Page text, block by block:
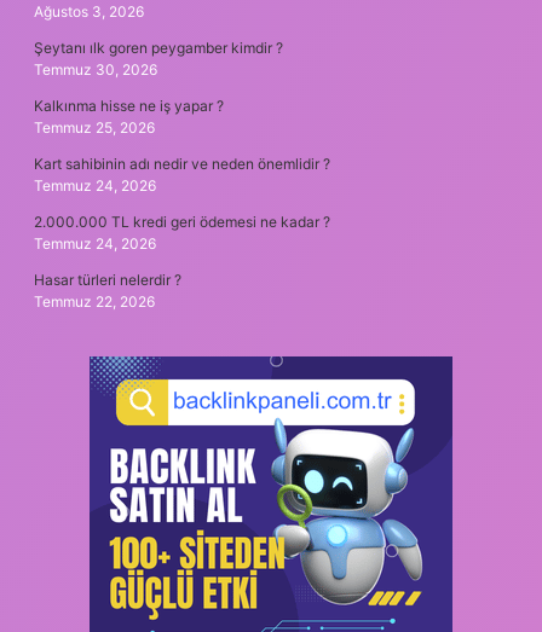
Ağustos 3, 2026
Şeytanı ılk goren peygamber kimdir ?
Temmuz 30, 2026
Kalkınma hisse ne iş yapar ?
Temmuz 25, 2026
Kart sahibinin adı nedir ve neden önemlidir ?
Temmuz 24, 2026
2.000.000 TL kredi geri ödemesi ne kadar ?
Temmuz 24, 2026
Hasar türleri nelerdir ?
Temmuz 22, 2026